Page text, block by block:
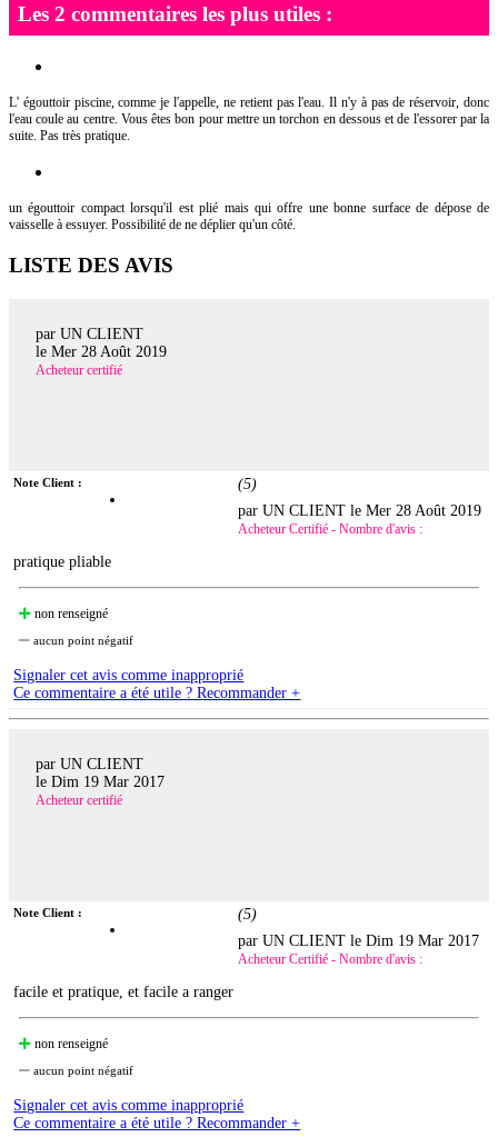
Les 2 commentaires les plus utiles :
L' égouttoir piscine, comme je l'appelle, ne retient pas l'eau. Il n'y à pas de réservoir, donc
l'eau coule au centre. Vous êtes bon pour mettre un torchon en dessous et de l'essorer par la
suite. Pas très pratique.
un égouttoir compact lorsqu'il est plié mais qui offre une bonne surface de dépose de
vaisselle à essuyer. Possibilité de ne déplier qu'un côté.
LISTE DES AVIS
par UN CLIENT
le Mer 28 Août 2019
Acheteur certifié
Note Client : (5)
par UN CLIENT leMer 28 Août 2019
Acheteur Certifié - Nombre d'avis :
pratique pliable
non renseigné
aucun point négatif
Signaler cet avis comme inapproprié
Ce commentaire a été utile ? Recommander +
par UN CLIENT
le Dim 19 Mar 2017
Acheteur certifié
Note Client : (5)
par UN CLIENT leDim 19 Mar 2017
Acheteur Certifié - Nombre d'avis :
facile et pratique, et facile a ranger
non renseigné
aucun point négatif
Signaler cet avis comme inapproprié
Ce commentaire a été utile ? Recommander +